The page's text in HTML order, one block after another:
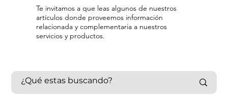
Te invitamos a que leas algunos de nuestros
artículos donde proveemos información
relacionada y complementaria a nuestros
servicios y productos.